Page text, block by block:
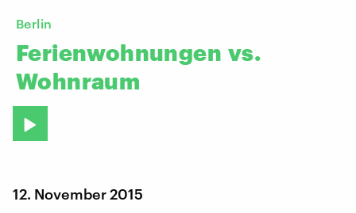
Berlin
Ferienwohnungen vs.
Wohnraum
12. November 2015